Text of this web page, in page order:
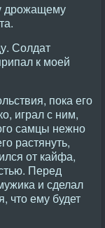
дрожащему
Солдат
к моей
пока его
играл с ним,
самцы нежно
растянуть,
от кайфа,
Перед
и сделал
что ему будет